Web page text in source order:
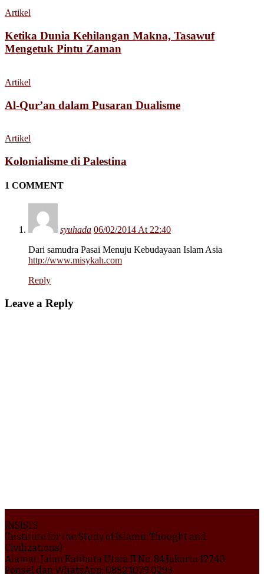
Artikel
Ketika Dunia Kehilangan Makna, Tasawuf
Mengetuk Pintu Zaman
Artikel
Al-Qur’an dalam Pusaran Dualisme
Artikel
Kolonialisme di Palestina
1 COMMENT
syuhada 06/02/2014 At 22:40
Dari samudra Pasai Menuju Kebudayaan Islam Asia
http://www.misykah.com
Reply
Leave a Reply
INSISTS
(Institute for the Study of Islamic Thought and
Civilizations)
Alamat: Jalan Kalibata Utara II No. 84 Jakarta 12740
Ponsel dan WhatsApp: 0852 1079 0293